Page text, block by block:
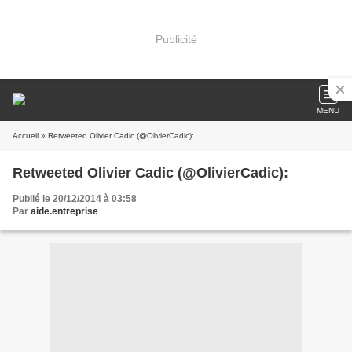
Publicité
MENU
Accueil » Retweeted Olivier Cadic (@OlivierCadic):
Retweeted Olivier Cadic (@OlivierCadic):
Publié le 20/12/2014 à 03:58
Par aide.entreprise